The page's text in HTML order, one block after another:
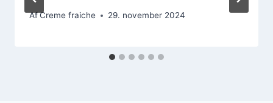
AfCreme fraiche 29. november 2024